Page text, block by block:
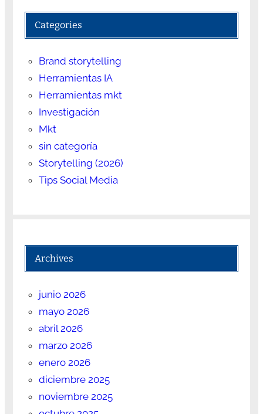
Categories
Brand storytelling
Herramientas IA
Herramientas mkt
Investigación
Mkt
sin categoría
Storytelling (2026)
Tips Social Media
Archives
junio 2026
mayo 2026
abril 2026
marzo 2026
enero 2026
diciembre 2025
noviembre 2025